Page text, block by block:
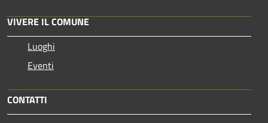
VIVERE IL COMUNE
Luoghi
Eventi
CONTATTI